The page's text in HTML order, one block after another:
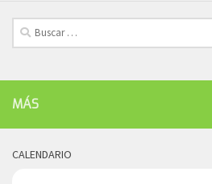
Buscar:
MÁS
CALENDARIO